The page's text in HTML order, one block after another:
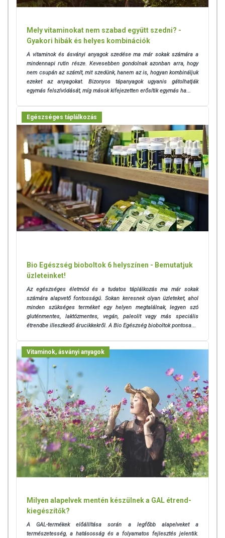
Mely vitaminokat nem szabad együtt szedni? -
Gyakori hibák és helyes kombinációk
A vitaminok és ásványi anyagok szedése ma már sokak számára a
mindennapi rutin része. Kevesebben gondolnak azonban arra, hogy
nem csupán az számít, mit szedünk, hanem az is, hogyan kombináljuk
ezeket az anyagokat. Bizonyos tápanyagok ugyanis gátolhatják
egymás felszívódását, míg mások kifejezetten erősítik egymás ha...
Egészséges táplálkozás
Bio Egészség bioboltok 6 helyszínen - Bemutatjuk
üzleteinket!
Az egészséges életmód és a tudatos táplálkozás ma már sokak
számára alapvető fontosságú. Sokan keresnek olyan üzleteket, ahol
minden szükséges terméket egy helyen megtalálnak, legyen szó
gluténmentes, laktózmentes, vegán, paleolit vagy más speciális
étrendbe illeszkedő árucikkekről. A Bio Egészség bioboltok pontosa...
Vitaminok, ásványi anyagok
Milyen alapelvek mentén készülnek a GAL étrend-
kiegészítők?
A GAL-termékek előállítása során a legfőbb alapelveket a
természetesség, a hatásosság és a folyamatos fejlesztés jelentik.